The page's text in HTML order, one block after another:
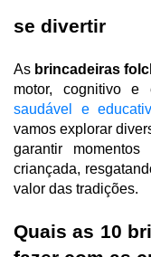
se divertir
As brincadeiras
motor, cognitivo e
saudável e
vamos explorar
garantir
criançada,
valor das tradições.
Quais as 10